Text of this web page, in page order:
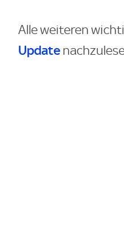
Alle weiteren
Update